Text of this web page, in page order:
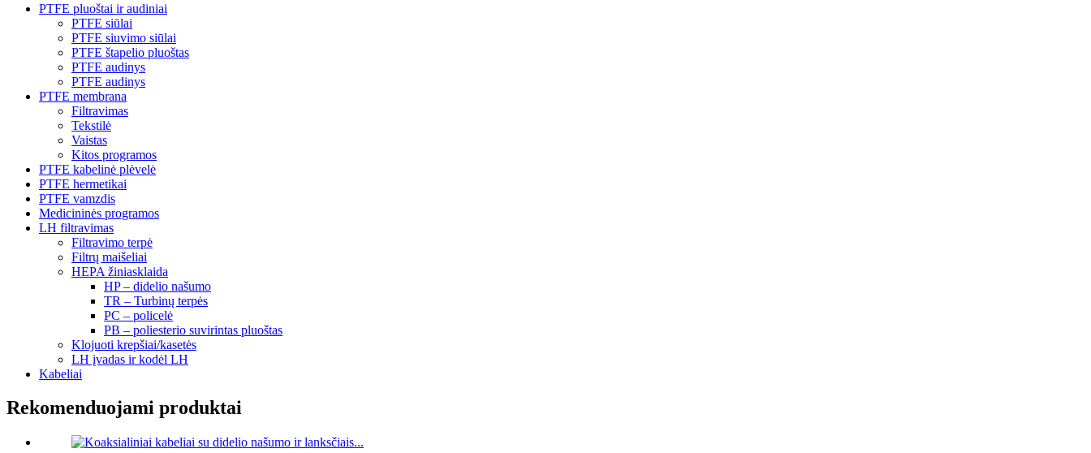
PTFE pluoštai ir audiniai
PTFE siūlai
PTFE siuvimo siūlai
PTFE štapelio pluoštas
PTFE audinys
PTFE audinys
PTFE membrana
Filtravimas
Tekstilė
Vaistas
Kitos programos
PTFE kabelinė plėvelė
PTFE hermetikai
PTFE vamzdis
Medicininės programos
LH filtravimas
Filtravimo terpė
Filtrų maišeliai
HEPA žiniasklaida
HP – didelio našumo
TR – Turbinų terpės
PC – policelė
PB – poliesterio suvirintas pluoštas
Klojuoti krepšiai/kasetės
LH įvadas ir kodėl LH
Kabeliai
Rekomenduojami produktai